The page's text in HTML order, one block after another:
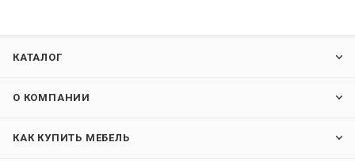
КАТАЛОГ
О КОМПАНИИ
КАК КУПИТЬ МЕБЕЛЬ